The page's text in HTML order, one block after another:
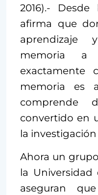
2016).-
afirma que
memoria a
exactamente
memoria es
convertido en
la
Ahora un
la Universidad
aseguran